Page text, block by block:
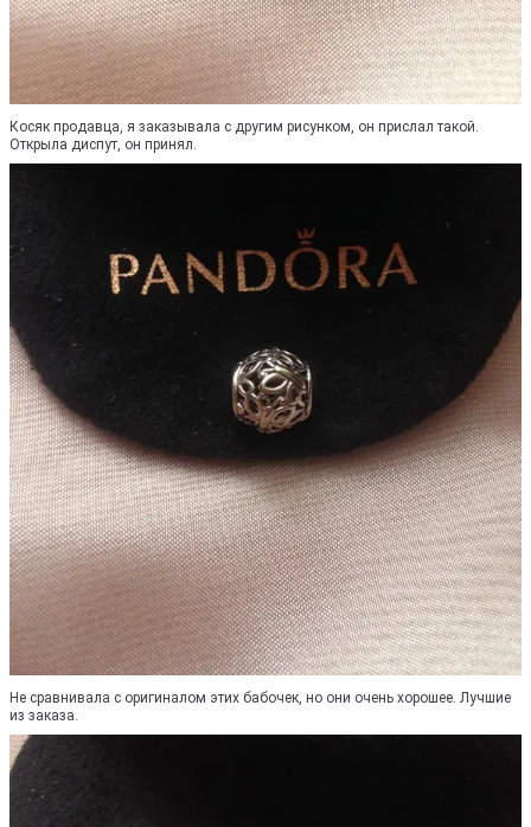
Косяк продавца, я заказывала с другим рисунком, он прислал такой.
Открыла диспут, он принял.
Не сравнивала с оригиналом этих бабочек, но они очень хорошее. Лучшие
из заказа.